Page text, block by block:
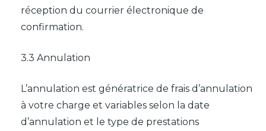
réception du courrier électronique de
confirmation.
3.3 Annulation
L’annulation est génératrice de frais d’annulation
à votre charge et variables selon la date
d’annulation et le type de prestations